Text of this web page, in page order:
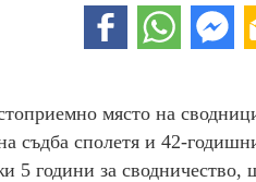
място на
съдба сполетя и 42-
5 години за сводничество,